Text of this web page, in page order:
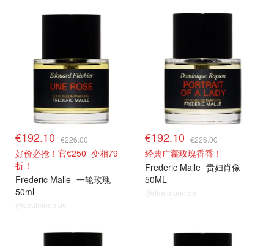
€192.10 €226.00
好价必抢！官€250=变相79
折！
Frederic Malle 一轮玫瑰
50ml
@dealmoon.de
€192.10 €226.00
经典广藿玫瑰香香！
Frederic Malle 贵妇肖像
50ML
@dealmoon.de